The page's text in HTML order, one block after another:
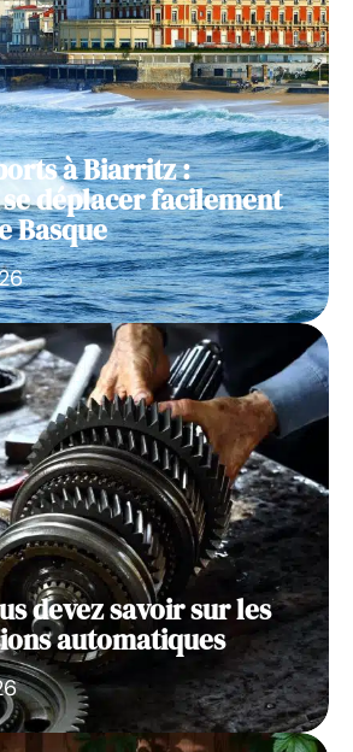
à Biarritz :
déplacer facilement
Basque
devez savoir sur les
automatiques